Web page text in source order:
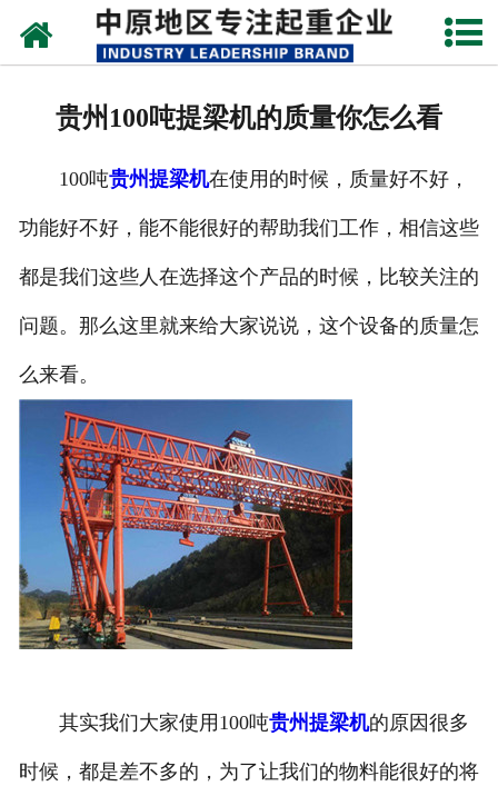
网站首页
企业视频
贵州100吨提梁机的质量你怎么看
100吨贵州提梁机在使用的时候，质量好不好，
功能好不好，能不能很好的帮助我们工作，相信这些
都是我们这些人在选择这个产品的时候，比较关注的
问题。那么这里就来给大家说说，这个设备的质量怎
么来看。
其实我们大家使用100吨贵州提梁机的原因很多
时候，都是差不多的，为了让我们的物料能很好的将